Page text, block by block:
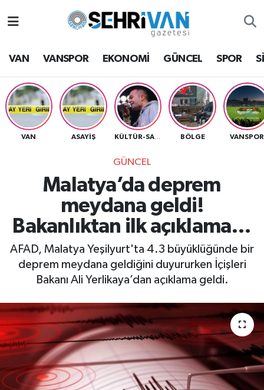
VAN VANSPOR EKONOMİ GÜNCEL SPOR
VAN ASAYİŞ KÜLTÜR-SANAT BÖLGE VANSPOR
GÜNCEL
Malatya’da deprem
meydana geldi!
Bakanlıktan ilk açıklama…
AFAD, Malatya Yeşilyurt'ta 4.3 büyüklüğünde bir
deprem meydana geldiğini duyururken İçişleri
Bakanı Ali Yerlikaya’dan açıklama geldi.
Van Hava Durumu
VAN Namaz Vakitleri
Van Trafik Yoğunluk Haritası
Süper Lig Puan Durumu ve Fikstür
Tüm Manşetler
Son Dakika Haberleri
Haber Arşivi